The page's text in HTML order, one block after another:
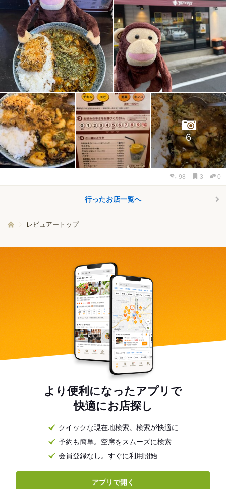
6
98 3 0
行ったお店一覧へ
レビュアートップ
より便利になったアプリで
快適にお店探し
クイックな現在地検索。検索が快適に
予約も簡単。空席をスムーズに検索
会員登録なし。すぐに利用開始
アプリで開く